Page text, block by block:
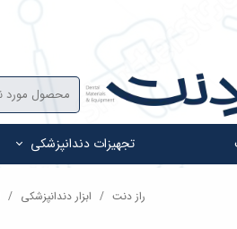
تجهیزات دندانپزشکی
راز دنت ابزار دندانپزشکی